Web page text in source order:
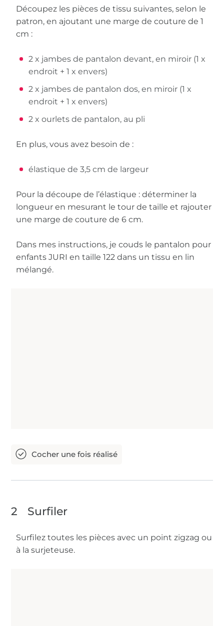
Découpez les pièces de tissu suivantes, selon le
patron, en ajoutant une marge de couture de 1
cm :
2 x jambes de pantalon devant, en miroir (1 x
endroit + 1 x envers)
2 x jambes de pantalon dos, en miroir (1 x
endroit + 1 x envers)
2 x ourlets de pantalon, au pli
En plus, vous avez besoin de :
élastique de 3,5 cm de largeur
Pour la découpe de l’élastique : déterminer la
longueur en mesurant le tour de taille et rajouter
une marge de couture de 6 cm.
Dans mes instructions, je couds le pantalon pour
enfants JURI en taille 122 dans un tissu en lin
mélangé.
2 Surfiler
Surfilez toutes les pièces avec un point zigzag ou
à la surjeteuse.